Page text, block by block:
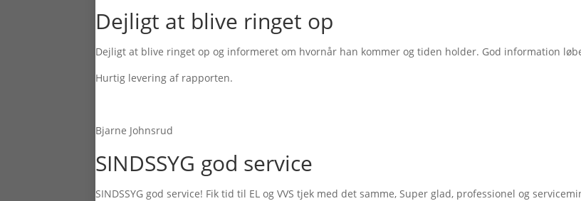
Dejligt at blive ringet op
Dejligt at blive ringet op og informeret om hvornår han kommer og tiden holder. God information
Hurtig levering af rapporten.
Bjarne Johnsrud
SINDSSYG god service
SINDSSYG god service! Fik tid til EL og VVS tjek med det samme, Super glad, professionel og